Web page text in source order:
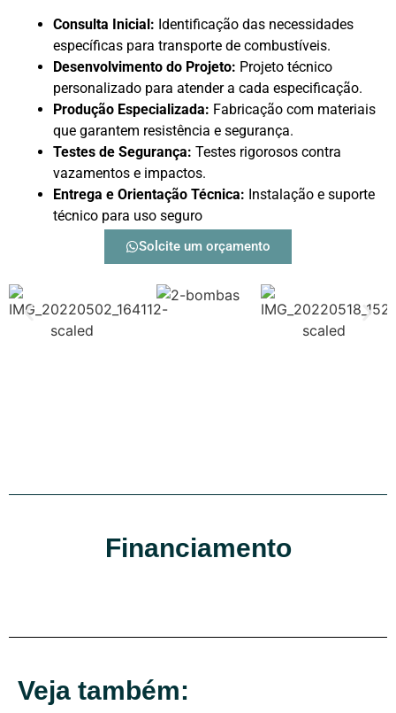
Consulta Inicial: Identificação das necessidades
específicas para transporte de combustíveis.
Desenvolvimento do Projeto: Projeto técnico
personalizado para atender a cada especificação.
Produção Especializada: Fabricação com materiais
que garantem resistência e segurança.
Testes de Segurança: Testes rigorosos contra
vazamentos e impactos.
Entrega e Orientação Técnica: Instalação e suporte
técnico para uso seguro
Solcite um orçamento
Financiamento
Veja também: